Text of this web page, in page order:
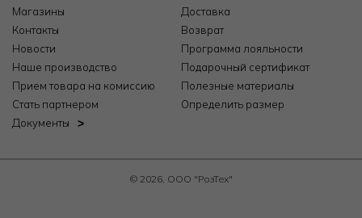
Магазины
Контакты
Новости
Наше производство
Прием товара на комиссию
Стать партнером
Документы
Доставка
Возврат
Программа лояльности
Подарочный сертификат
Полезные материалы
Определить размер
© 2026, ООО "РозТех"